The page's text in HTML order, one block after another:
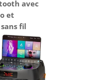
avec
et
fil